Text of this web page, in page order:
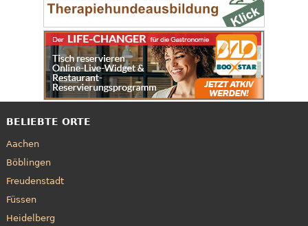
BELIEBTE ORTE
Aachen
Böblingen
Freudenstadt
Füssen
Heidelberg